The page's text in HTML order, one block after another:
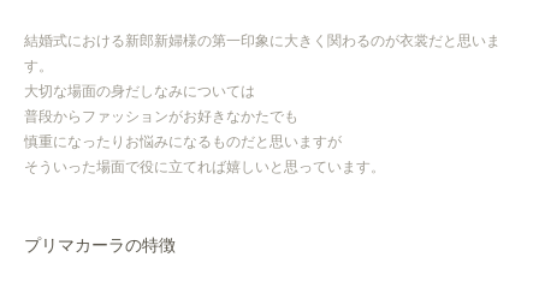
結婚式における新郎新婦様の第一印象に大きく関わるのが衣裳だと思いま
す。
大切な場面の身だしなみについては
普段からファッションがお好きなかたでも
慎重になったりお悩みになるものだと思いますが
そういった場面で役に立てれば嬉しいと思っています。
プリマカーラの特徴